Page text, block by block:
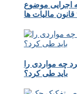
ماده ۶ آیین نامه اجرایی موضوع
چه مواردی را
باید طی کرد؟